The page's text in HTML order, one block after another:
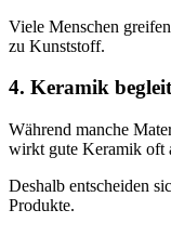
Viele Menschen
zu Kunststoff.
4. Keramik
Während manche
wirkt gute Keramik oft
Deshalb entscheiden
Produkte.